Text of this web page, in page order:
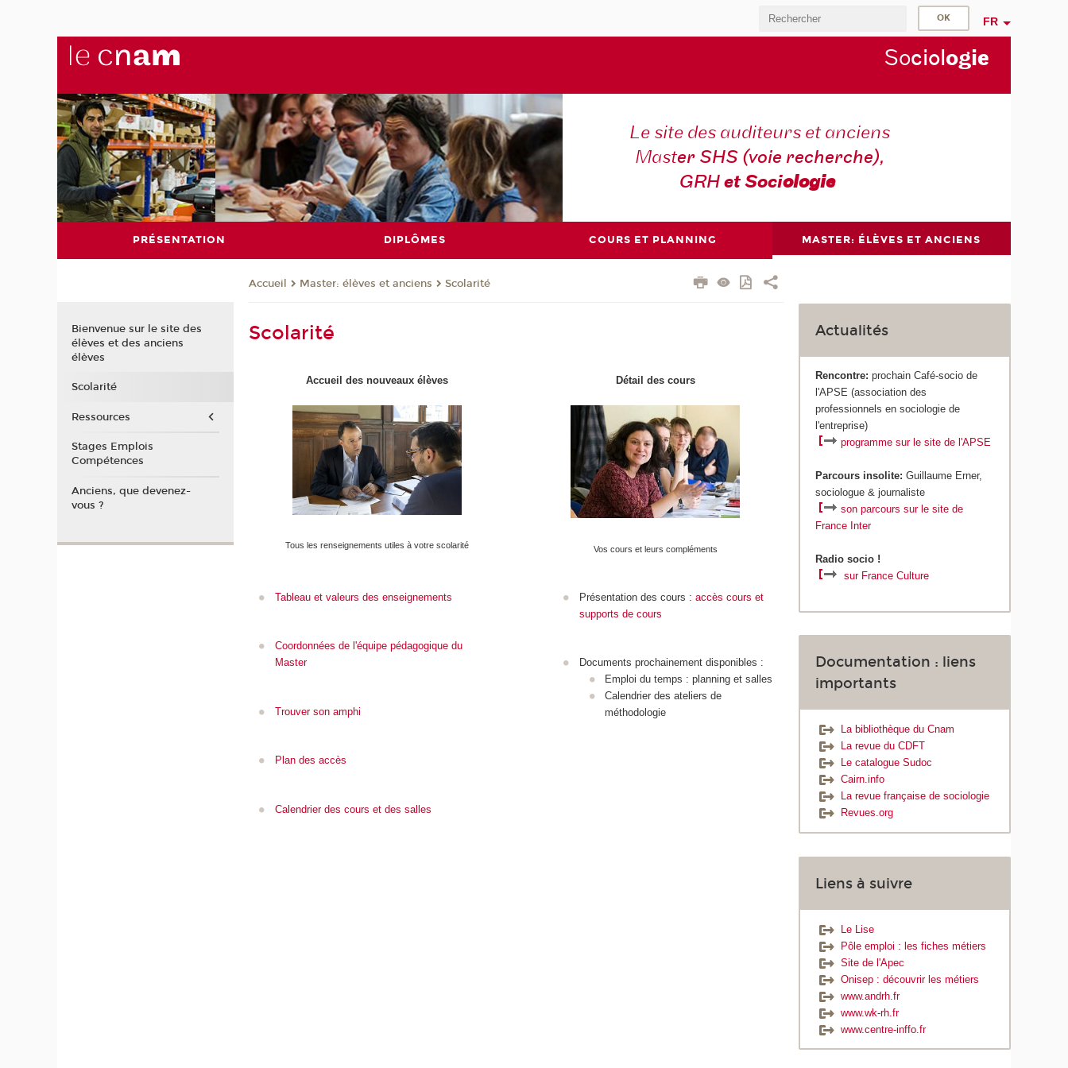
FR
Sociologie
Le site des auditeurs et anciens
Master SHS (voie recherche),
GRHet Sociologie
PRÉSENTATION DIPLÔMES COURS ET PLANNING MASTER: ÉLÈVES ET ANCIENS
Accueil Master: élèves et anciens Scolarité
Scolarité
Accueil des nouveaux élèves
Tous les renseignements utiles à votre scolarité
Détail des cours
Vos cours et leurs compléments
Tableau et valeurs des enseignements
Coordonnées de l'équipe pédagogique du
Master
Trouver son amphi
Plan des accès
Calendrier des cours et des salles
Présentation des cours : accès cours et
supports de cours
Documents prochainement disponibles :
Emploi du temps : planning et salles
Calendrier des ateliers de
méthodologie
Actualités
Rencontre: prochain Café-socio de
l'APSE (association des
professionnels en sociologie de
l'entreprise)
programme sur le site de l'APSE
Parcours insolite:Guillaume Erner,
sociologue & journaliste
son parcours sur le site de
France Inter
Radio socio !
sur France Culture
Documentation : liens
importants
La bibliothèque du Cnam
La revue du CDFT
Le catalogue Sudoc
Cairn.info
La revue française de sociologie
Revues.org
Liens à suivre
Le Lise
Pôle emploi : les fiches métiers
Site de l'Apec
Onisep : découvrir les métiers
www.andrh.fr
www.wk-rh.fr
www.centre-inffo.fr
Bienvenue sur le site des
élèves et des anciens
élèves
Scolarité
Ressources
Stages Emplois
Compétences
Anciens, que devenez-
vous ?